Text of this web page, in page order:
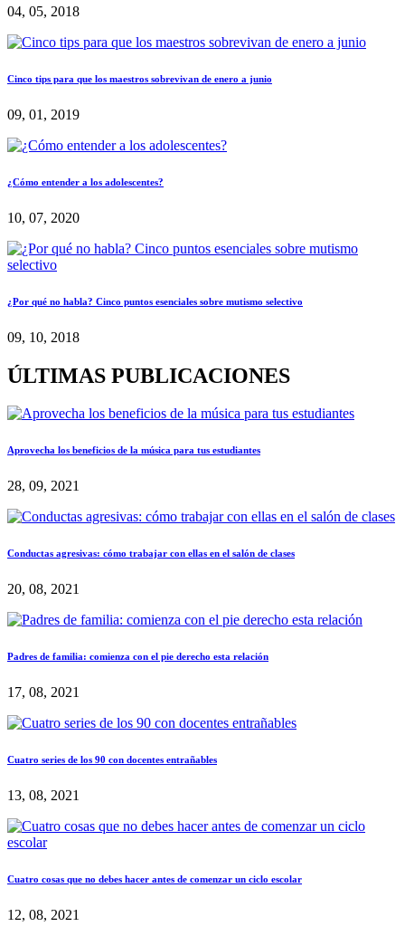
04, 05, 2018
Cinco tips para que los maestros sobrevivan de enero a junio
09, 01, 2019
¿Cómo entender a los adolescentes?
10, 07, 2020
¿Por qué no habla? Cinco puntos esenciales sobre mutismo selectivo
09, 10, 2018
ÚLTIMAS PUBLICACIONES
Aprovecha los beneficios de la música para tus estudiantes
28, 09, 2021
Conductas agresivas: cómo trabajar con ellas en el salón de clases
20, 08, 2021
Padres de familia: comienza con el pie derecho esta relación
17, 08, 2021
Cuatro series de los 90 con docentes entrañables
13, 08, 2021
Cuatro cosas que no debes hacer antes de comenzar un ciclo escolar
12, 08, 2021